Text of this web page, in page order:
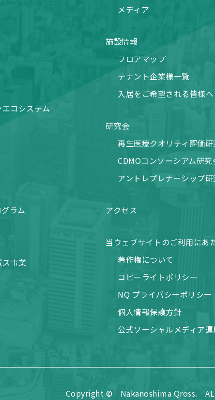
コシステム
ラム
事業
メディア
施設情報
フロアマップ
テナント企業様一覧
入居をご希望される皆様へ
研究会
再生医療クオリティ評価
CDMOコンソーシアム研究
アントレプレナーシップ
アクセス
当ウェブサイトのご利用にあ
著作権について
コピーライトポリシー
NQ プライバシーポリシー
個人情報保護方針
公式ソーシャルメディア
Copyright © Nakanoshima Qross. ALL